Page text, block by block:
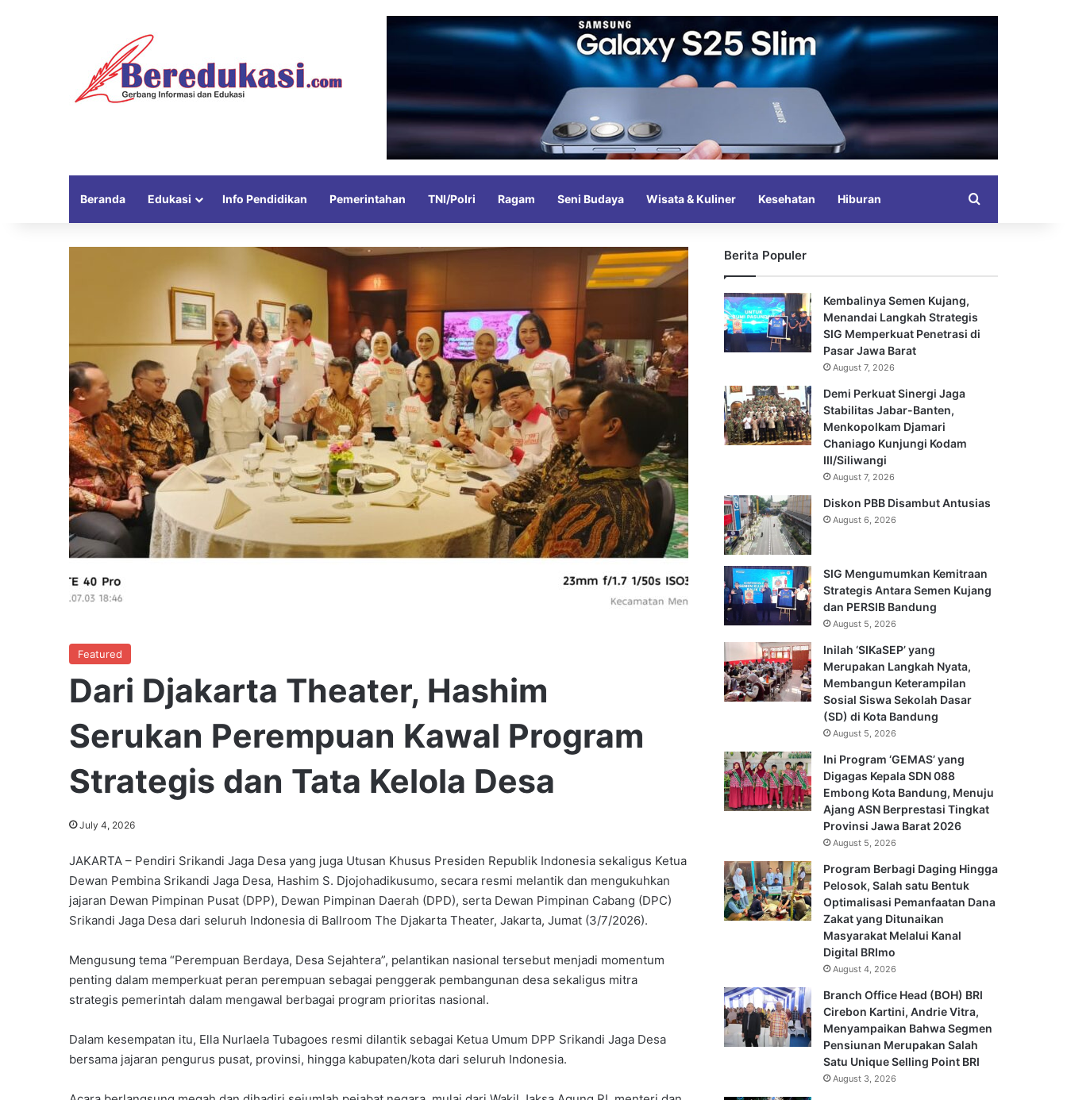
Beranda Edukasi Info Pendidikan Pemerintahan TNI/Polri Ragam Seni Budaya Wisata & Kuliner Kesehatan Hiburan
Featured
Dari Djakarta Theater, Hashim
Serukan Perempuan Kawal Program
Strategis dan Tata Kelola Desa
July 4, 2026
JAKARTA – Pendiri Srikandi Jaga Desa yang juga Utusan Khusus Presiden Republik Indonesia sekaligus Ketua
Dewan Pembina Srikandi Jaga Desa, Hashim S. Djojohadikusumo, secara resmi melantik dan mengukuhkan
jajaran Dewan Pimpinan Pusat (DPP), Dewan Pimpinan Daerah (DPD), serta Dewan Pimpinan Cabang (DPC)
Srikandi Jaga Desa dari seluruh Indonesia di Ballroom The Djakarta Theater, Jakarta, Jumat (3/7/2026).
Mengusung tema “Perempuan Berdaya, Desa Sejahtera”, pelantikan nasional tersebut menjadi momentum
penting dalam memperkuat peran perempuan sebagai penggerak pembangunan desa sekaligus mitra
strategis pemerintah dalam mengawal berbagai program prioritas nasional.
Dalam kesempatan itu, Ella Nurlaela Tubagoes resmi dilantik sebagai Ketua Umum DPP Srikandi Jaga Desa
bersama jajaran pengurus pusat, provinsi, hingga kabupaten/kota dari seluruh Indonesia.
Berita Populer
Kembalinya Semen Kujang,
Menandai Langkah Strategis
SIG Memperkuat Penetrasi di
Pasar Jawa Barat
August 7, 2026
Demi Perkuat Sinergi Jaga
Stabilitas Jabar-Banten,
Menkopolkam Djamari
Chaniago Kunjungi Kodam
III/Siliwangi
August 7, 2026
Diskon PBB Disambut Antusias
August 6, 2026
SIG Mengumumkan Kemitraan
Strategis Antara Semen Kujang
dan PERSIB Bandung
August 5, 2026
Inilah ‘SIKaSEP’ yang
Merupakan Langkah Nyata,
Membangun Keterampilan
Sosial Siswa Sekolah Dasar
(SD) di Kota Bandung
August 5, 2026
Ini Program ‘GEMAS’ yang
Digagas Kepala SDN 088
Embong Kota Bandung, Menuju
Ajang ASN Berprestasi Tingkat
Provinsi Jawa Barat 2026
August 5, 2026
Program Berbagi Daging Hingga
Pelosok, Salah satu Bentuk
Optimalisasi Pemanfaatan Dana
Zakat yang Ditunaikan
Masyarakat Melalui Kanal
Digital BRImo
August 4, 2026
Branch Office Head (BOH) BRI
Cirebon Kartini, Andrie Vitra,
Menyampaikan Bahwa Segmen
Pensiunan Merupakan Salah
Satu Unique Selling Point BRI
August 3, 2026